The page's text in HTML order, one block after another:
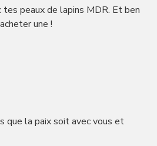
peaux de lapins MDR. Et ben
une !
que la paix soit avec vous et